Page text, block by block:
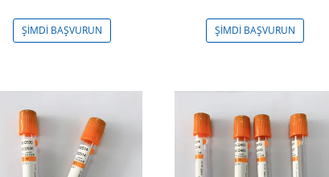
ŞIMDI BAŞVURUN ŞIMDI BAŞVURUN